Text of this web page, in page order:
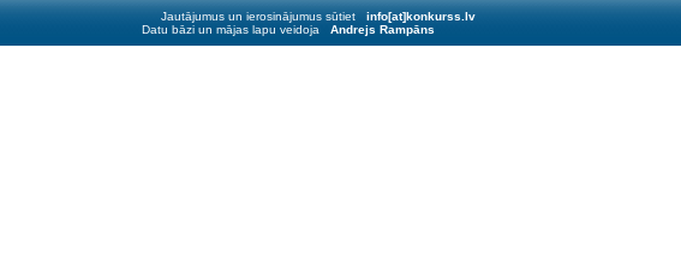
Jautājumus un ierosinājumus sūtiet info[at]konkurss.lv
Datu bāzi un mājas lapu veidoja Andrejs Rampāns